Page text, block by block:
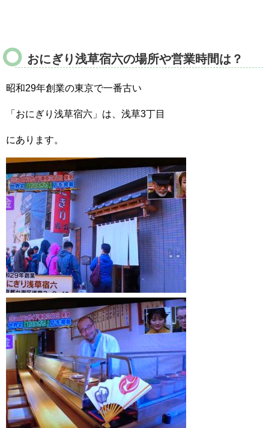
おにぎり浅草宿六の場所や営業時間は？
昭和29年創業の東京で一番古い
「おにぎり浅草宿六」は、浅草3丁目
にあります。